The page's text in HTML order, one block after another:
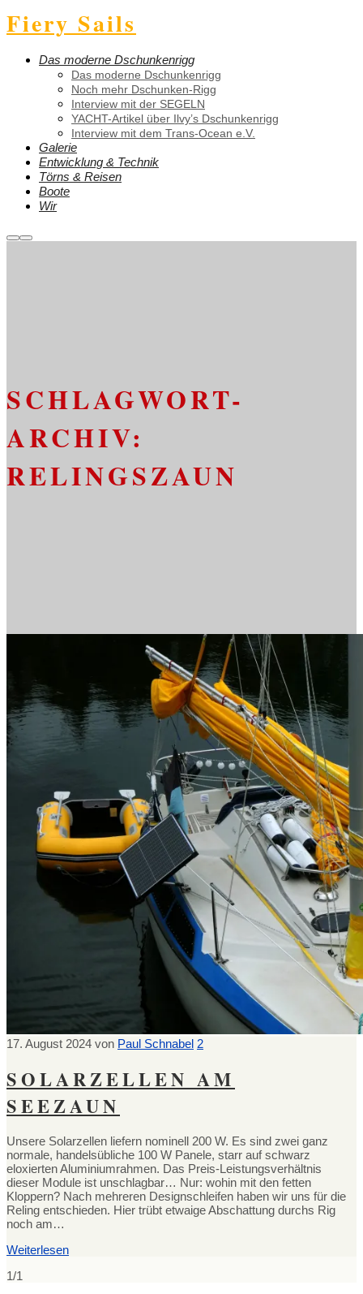
Fiery Sails
Das moderne Dschunkenrigg
Das moderne Dschunkenrigg
Noch mehr Dschunken-Rigg
Interview mit der SEGELN
YACHT-Artikel über Ilvy’s Dschunkenrigg
Interview mit dem Trans-Ocean e.V.
Galerie
Entwicklung & Technik
Törns & Reisen
Boote
Wir
Weitere
Hauptmenü
SCHLAGWORT-
ARCHIV:
RELINGSZAUN
17. August 2024 von Paul Schnabel 2
SOLARZELLEN AM
SEEZAUN
Unsere Solarzellen liefern nominell 200 W. Es sind zwei ganz
normale, handelsübliche 100 W Panele, starr auf schwarz
eloxierten Aluminiumrahmen. Das Preis-Leistungsverhältnis
dieser Module ist unschlagbar… Nur: wohin mit den fetten
Kloppern? Nach mehreren Designschleifen haben wir uns für die
Reling entschieden. Hier trübt etwaige Abschattung durchs Rig
noch am…
Weiterlesen
1/1